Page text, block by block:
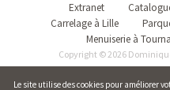
Extranet
Carrelage à Lille
Menuiserie à
Copyright © 2026
Le site utilise des cookies pour améliorer